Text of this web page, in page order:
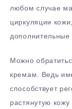
любом случае
циркуляции
дополнительные
Можно
кремам. Ведь
способствует
растянутую